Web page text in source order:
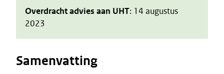
Overdracht advies aan UHT: 14 augustus
2023
Samenvatting